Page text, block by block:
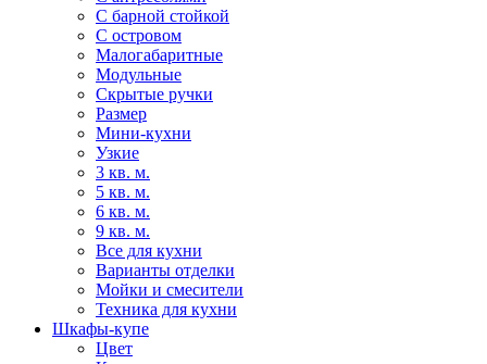
С барной стойкой
С островом
Малогабаритные
Модульные
Скрытые ручки
Размер
Мини-кухни
Узкие
3 кв. м.
5 кв. м.
6 кв. м.
9 кв. м.
Все для кухни
Варианты отделки
Мойки и смесители
Техника для кухни
Шкафы-купе
Цвет